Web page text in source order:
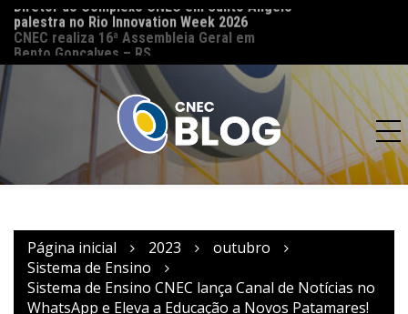
palestra no Rio Innovation Week 2026
CNEC realiza 16ª Assembleia Geral em
Bento Gonçalves – RS
Página inicial 2023
outubro
Sistema de Ensino
Sistema de Ensino CNEC lança Canal de Notícias no
WhatsApp e Eleva a Educação a Novos Patamares!